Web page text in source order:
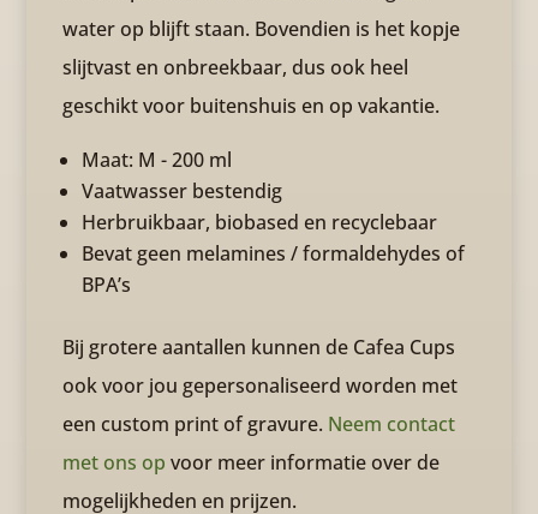
water op blijft staan. Bovendien is het kopje
slijtvast en onbreekbaar, dus ook heel
geschikt voor buitenshuis en op vakantie.
Maat: M - 200 ml
Vaatwasser bestendig
Herbruikbaar, biobased en recyclebaar
Bevat geen melamines / formaldehydes of
BPA’s
Bij grotere aantallen kunnen de Cafea Cups
ook voor jou gepersonaliseerd worden met
een custom print of gravure. Neem contact
met ons op voor meer informatie over de
mogelijkheden en prijzen.